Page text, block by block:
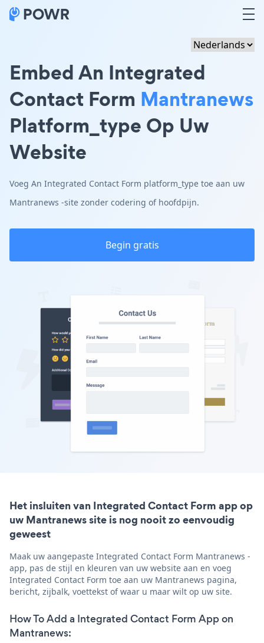
Embed An Integrated
Contact Form Mantranews
Platform_type Op Uw
Website
Voeg An Integrated Contact Form platform_type toe aan uw
Mantranews -site zonder codering of hoofdpijn.
Begin gratis
Het insluiten van Integrated Contact Form app op
uw Mantranews site is nog nooit zo eenvoudig
geweest
Maak uw aangepaste Integrated Contact Form Mantranews -
app, pas de stijl en kleuren van uw website aan en voeg
Integrated Contact Form toe aan uw Mantranews pagina,
bericht, zijbalk, voettekst of waar u maar wilt op uw site.
How To Add a Integrated Contact Form App on
Mantranews: